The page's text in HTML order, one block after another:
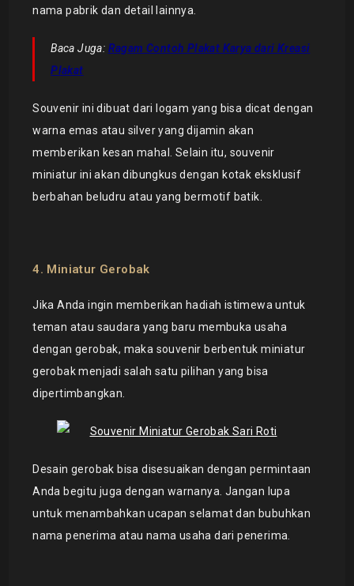
nama pabrik dan detail lainnya.
Baca Juga: Ragam Contoh Plakat Karya dari Kreasi
Plakat
Souvenir ini dibuat dari logam yang bisa dicat dengan
warna emas atau silver yang dijamin akan
memberikan kesan mahal. Selain itu, souvenir
miniatur ini akan dibungkus dengan kotak eksklusif
berbahan beludru atau yang bermotif batik.
4. Miniatur Gerobak
Jika Anda ingin memberikan hadiah istimewa untuk
teman atau saudara yang baru membuka usaha
dengan gerobak, maka souvenir berbentuk miniatur
gerobak menjadi salah satu pilihan yang bisa
dipertimbangkan.
Desain gerobak bisa disesuaikan dengan permintaan
Anda begitu juga dengan warnanya. Jangan lupa
untuk menambahkan ucapan selamat dan bubuhkan
nama penerima atau nama usaha dari penerima.